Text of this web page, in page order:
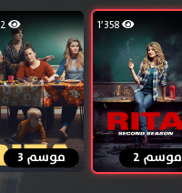
موسم 2 موسم 3